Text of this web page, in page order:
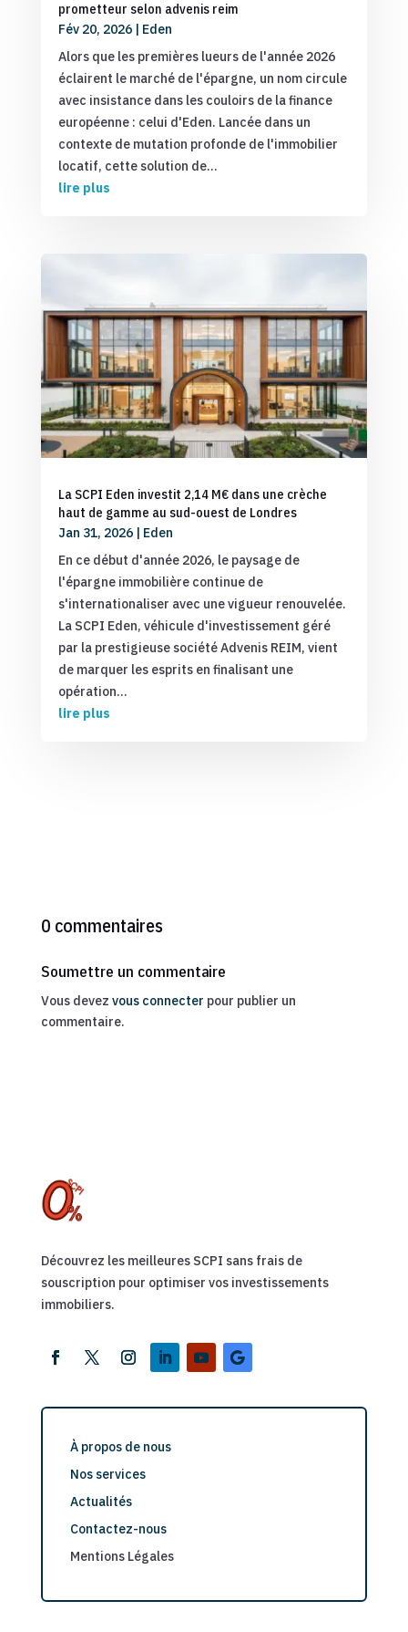
prometteur selon advenis reim
Fév 20, 2026| Eden
Alors que les premières lueurs de l'année 2026
éclairent le marché de l'épargne, un nom circule
avec insistance dans les couloirs de la finance
européenne : celui d'Eden. Lancée dans un
contexte de mutation profonde de l'immobilier
locatif, cette solution de...
lire plus
La SCPI Eden investit 2,14 M€ dans une crèche
haut de gamme au sud-ouest de Londres
Jan 31, 2026| Eden
En ce début d'année 2026, le paysage de
l'épargne immobilière continue de
s'internationaliser avec une vigueur renouvelée.
La SCPI Eden, véhicule d'investissement géré
par la prestigieuse société Advenis REIM, vient
de marquer les esprits en finalisant une
opération...
lire plus
0 commentaires
Soumettre un commentaire
Vous devez vous connecter pour publier un
commentaire.
Découvrez les meilleures SCPI sans frais de
souscription pour optimiser vos investissements
immobiliers.
À propos de nous
Nos services
Actualités
Contactez-nous
Mentions Légales